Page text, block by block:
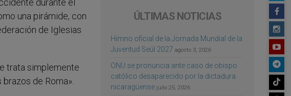
durante el
una pirámide, con
de Iglesias
trata simplemente
de Roma».
ÚLTIMAS NOTICIAS
Himno oficial de la Jornada Mundial de la
Juventud Seúl 2027 agosto 3, 2026
ONU se pronuncia ante caso de obispo
católico desaparecido por la dictadura
nicaragüense julio 25, 2026